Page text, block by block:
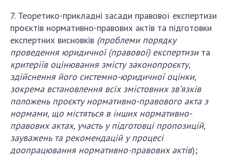
7. Теоретико-прикладні засади правової експертизи
проєктів нормативно-правових актів та підготовки
експертних висновків (проблеми порядку
проведення юридичної (правової) експертизита
критеріїв оцінювання змісту законопроєкту,
здійснення його системно-юридичної оцінки,
зокрема встановлення всіх змістовних зв’язків
положень проєкту нормативно-правового акта з
нормами, що містяться в інших нормативно-
правових актах, участь у підготовці пропозицій,
зауважень та рекомендацій у процесі
доопрацювання нормативно-правових актів);